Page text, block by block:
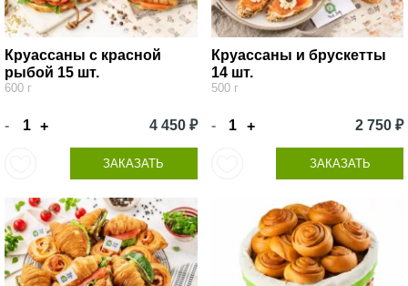
Круассаны с красной
рыбой 15 шт.
600 г
- + 4 450 ₽
ЗАКАЗАТЬ
Круассаны и брускетты
14 шт.
500 г
- + 2 750 ₽
ЗАКАЗАТЬ